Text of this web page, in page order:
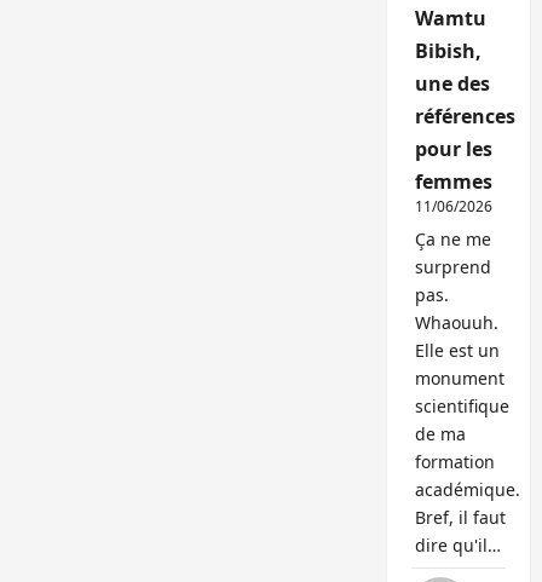
Wamtu
Bibish,
une des
références
pour les
femmes
11/06/2026
Ça ne me
surprend
pas.
Whaouuh.
Elle est un
monument
scientifique
de ma
formation
académique.
Bref, il faut
dire qu'il…